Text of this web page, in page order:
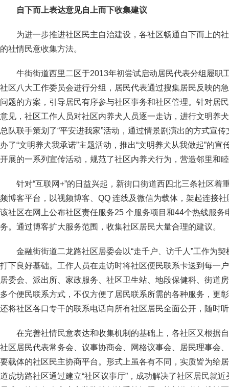
自下而上表达意见自上而下收集建议
为进一步推进社区民主自治建设，各社区畅通自下而上的
的社情民意收集方法。
牛街街道西里二区于2013年初尝试启动居民代表分组履职
社区八大工作委员会进行分组，居民代表通过搜集居民反映的
问题的方案，引导居民有序参与社区事务和社区管理。针对居
意见，社区工作人员对社区内养犬人员逐一走访，进行文明养
总队联手策划了“平安进我家”活动，通过情景剧演出的方式宣
办了“文明养犬我承诺”主题活动，推出“文明养犬从我做起”的
开展的一系列宣传活动，规范了社区内养犬行为，营造邻里和
针对“互联网+”的日益兴起，新街口街道西四北三条社区着
频博客平台，以视频博客、QQ 连线及微信为载体，架起连接
该社区在网上公布社区责任服务25 个服务项目和44个热线服
务。通过博客扩大服务范围，收集社区居民大量合理的建议。
金融街街道二龙路社区居委会以“走千户、访千人”工作为
打下良好基础。工作人员在走访时将社区便民联系卡送到每一
居委会、派出所、家政服务、社区卫生站、地段保健科、街道
多个便民联系方式，不仅方便了居民联系所需的各种服务，更
还将社区各口专干的联系电话向所有社区居民全面公开，随时
在完善社情民意表达和收集机制的基础上，各社区又根据
社区居民代表常务会、议事协商会、网格议事会、居民理事会
要载体的社区民主协商平台。形式上虽各有不同，实质皆为给
道虎坊路社区通过建立“社区议事厅”，成功解决了社区居民就